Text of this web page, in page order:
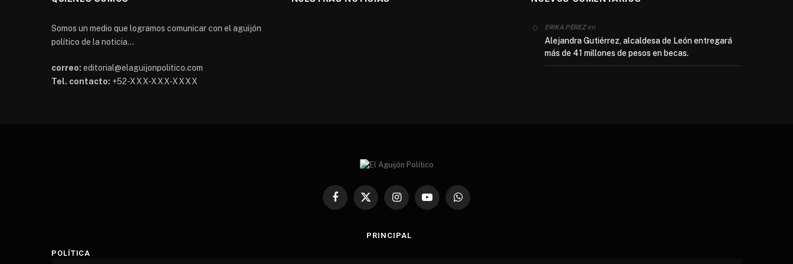
Somos un medio que logramos comunicar con el aguijón
político de la noticia...
correo: editorial@elaguijonpolitico.com
Tel. contacto: +52-XXX-XXX-XXXX
ERIKA PÉREZen
Alejandra Gutiérrez, alcaldesa de León entregará
más de 41 millones de pesos en becas.
Facebook
X
InstagramYouTubeWhatsApp
PRINCIPAL
POLÍTICA